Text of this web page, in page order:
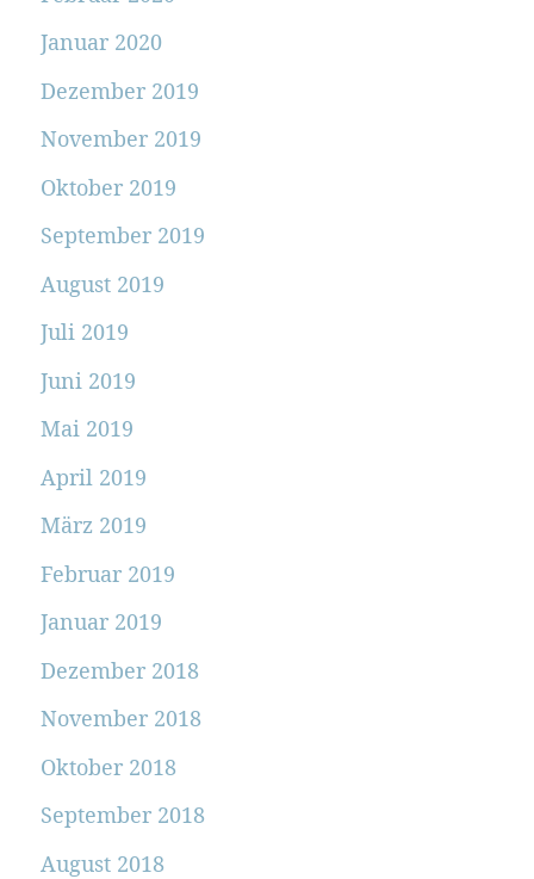
Januar 2020
Dezember 2019
November 2019
Oktober 2019
September 2019
August 2019
Juli 2019
Juni 2019
Mai 2019
April 2019
März 2019
Februar 2019
Januar 2019
Dezember 2018
November 2018
Oktober 2018
September 2018
August 2018